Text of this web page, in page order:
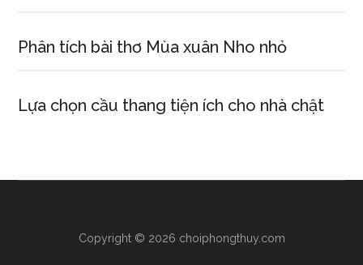
Phân tích bài thơ Mùa xuân Nho nhỏ
Lựa chọn cầu thang tiện ích cho nhà chật
Copyright © 2026 choiphongthuy.com